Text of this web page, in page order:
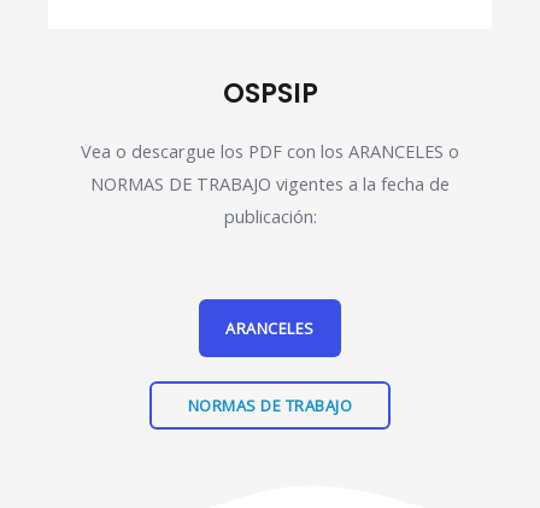
OSPSIP
Vea o descargue los PDF con los ARANCELES o
NORMAS DE TRABAJO vigentes a la fecha de
publicación:
ARANCELES
NORMAS DE TRABAJO